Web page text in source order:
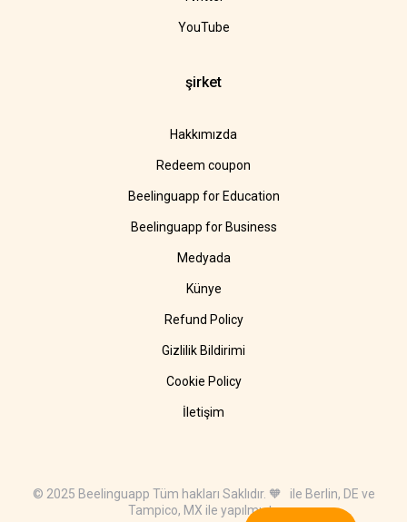
YouTube
şirket
Hakkımızda
Redeem coupon
Beelinguapp for Education
Beelinguapp for Business
Medyada
Künye
Refund Policy
Gizlilik Bildirimi
Cookie Policy
İletişim
© 2025 Beelinguapp Tüm hakları Saklıdır. 🧡 ile Berlin, DE ve
Tampico, MX ile yapılmıştır